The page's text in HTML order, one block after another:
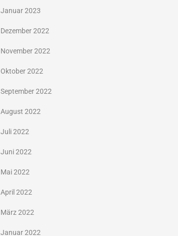
Januar 2023
Dezember 2022
November 2022
Oktober 2022
September 2022
August 2022
Juli 2022
Juni 2022
Mai 2022
April 2022
März 2022
Januar 2022